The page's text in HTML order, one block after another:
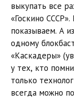
выкупать все
«Госкино
показываем. А
одному
«Каскадеры»
у тех, кто
только
всегда можно